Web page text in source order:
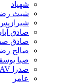
شیث رضایی
شیرازیس باند
صادق آبان
صادق صفدریان
صالح رضایی
صبا یوسفی